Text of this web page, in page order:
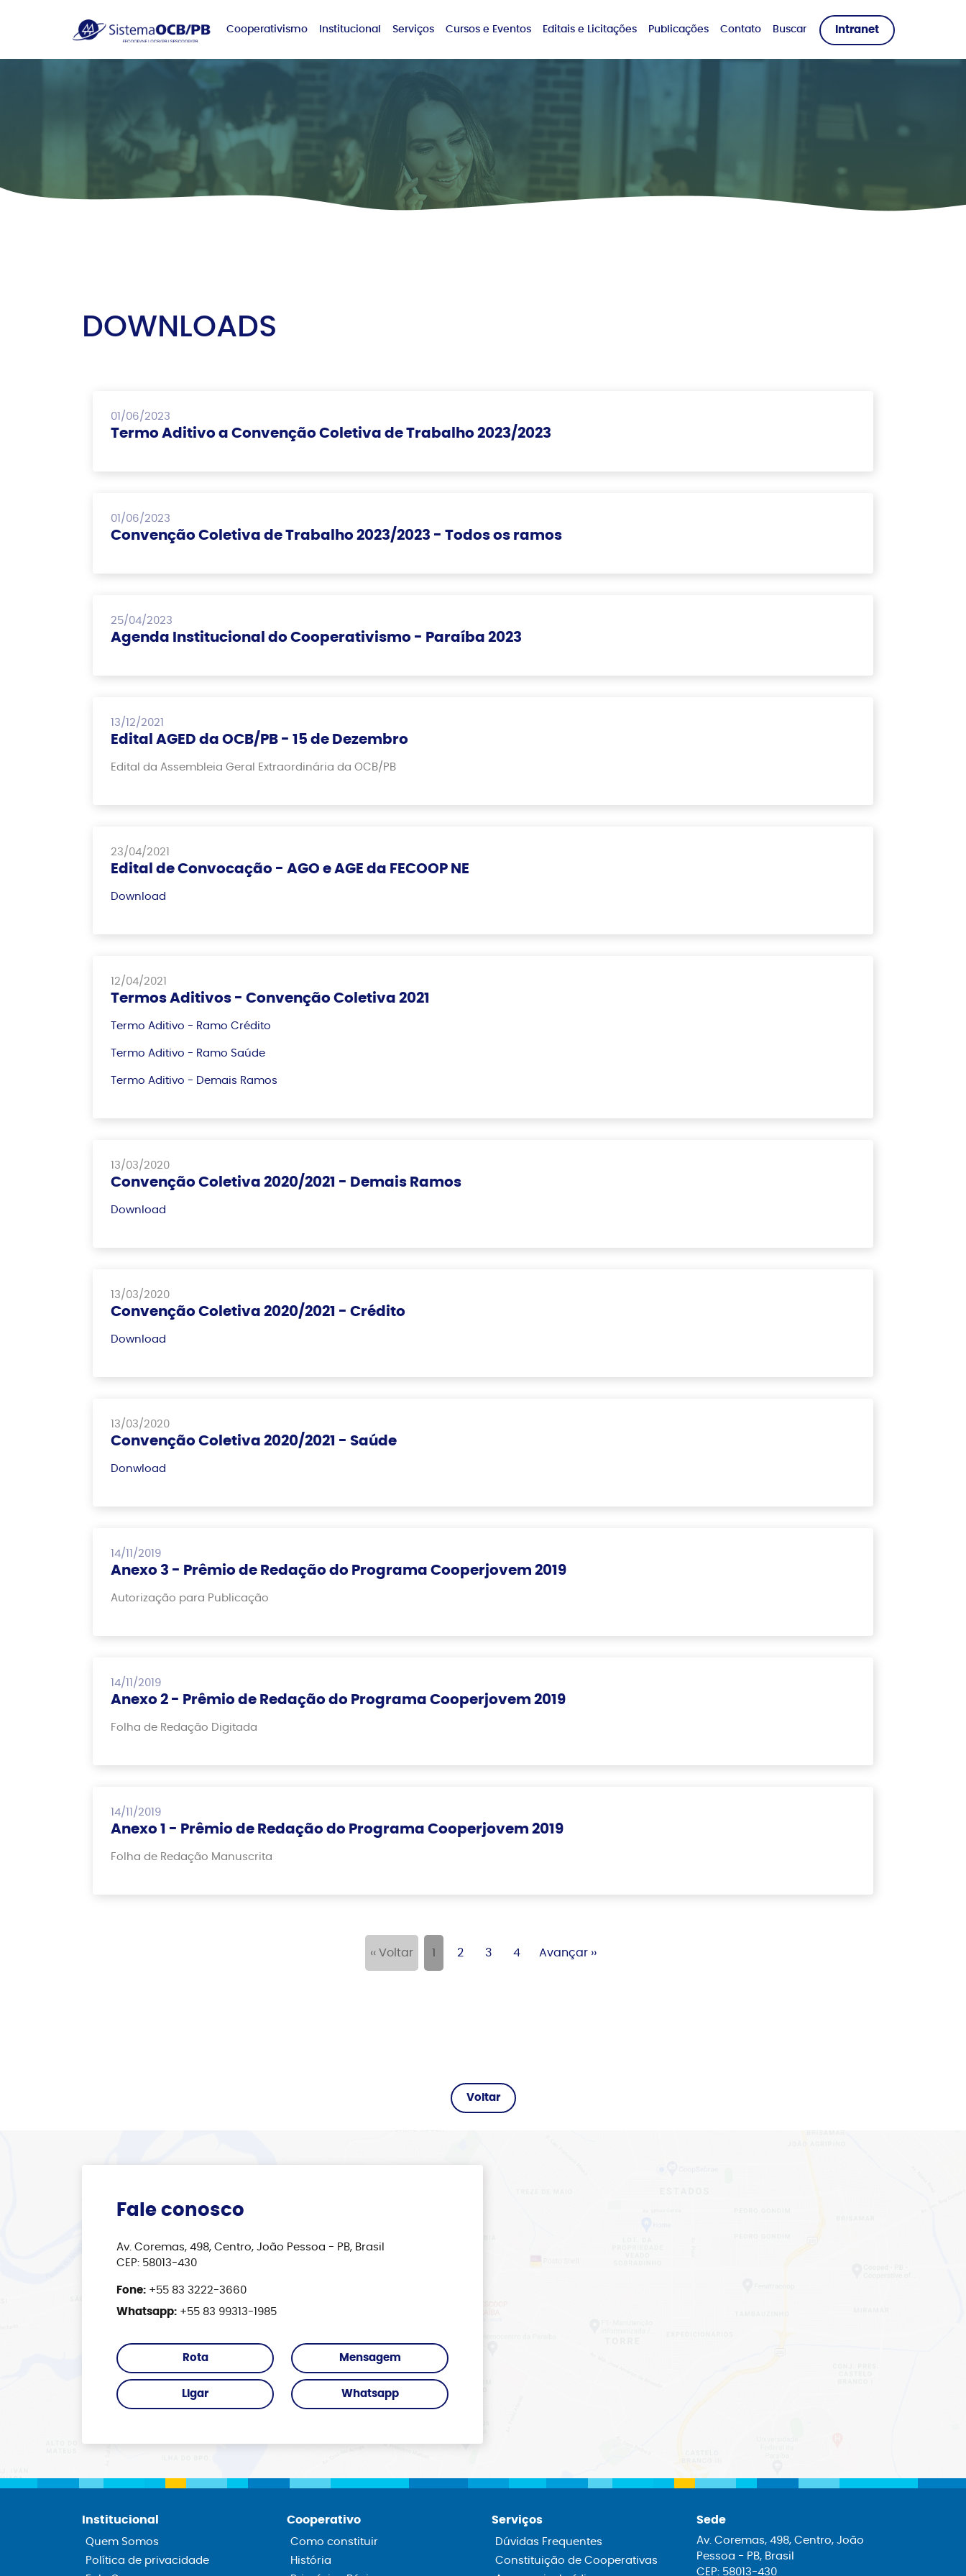
Cooperativismo Institucional Serviços Cursos e Eventos Editais e Licitações Publicações Contato Buscar Intranet
DOWNLOADS
01/06/2023
Termo Aditivo a Convenção Coletiva de Trabalho 2023/2023
01/06/2023
Convenção Coletiva de Trabalho 2023/2023 - Todos os ramos
25/04/2023
Agenda Institucional do Cooperativismo - Paraíba 2023
13/12/2021
Edital AGED da OCB/PB - 15 de Dezembro
Edital da Assembleia Geral Extraordinária da OCB/PB
23/04/2021
Edital de Convocação - AGO e AGE da FECOOP NE
Download
12/04/2021
Termos Aditivos - Convenção Coletiva 2021
Termo Aditivo - Ramo Crédito
Termo Aditivo - Ramo Saúde
Termo Aditivo - Demais Ramos
13/03/2020
Convenção Coletiva 2020/2021 - Demais Ramos
Download
13/03/2020
Convenção Coletiva 2020/2021 - Crédito
Download
13/03/2020
Convenção Coletiva 2020/2021 - Saúde
Donwload
14/11/2019
Anexo 3 - Prêmio de Redação do Programa Cooperjovem 2019
Autorização para Publicação
14/11/2019
Anexo 2 - Prêmio de Redação do Programa Cooperjovem 2019
Folha de Redação Digitada
14/11/2019
Anexo 1 - Prêmio de Redação do Programa Cooperjovem 2019
Folha de Redação Manuscrita
‹‹ Voltar 1 2 3 4 Avançar ››
Fale conosco
Av. Coremas, 498, Centro, João Pessoa - PB, Brasil
CEP: 58013-430
Fone: +55 83 3222-3660
Whatsapp: +55 83 99313-1985
Rota Mensagem
Ligar Whatsapp
Institucional
Quem Somos
Política de privacidade
Cooperativo
Como constituir
História
Serviços
Dúvidas Frequentes
Constituição de Cooperativas
Sede
Av. Coremas, 498, Centro, João
Pessoa - PB, Brasil
CEP: 58013-430